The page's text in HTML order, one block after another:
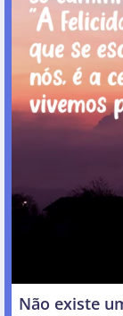
Não existe